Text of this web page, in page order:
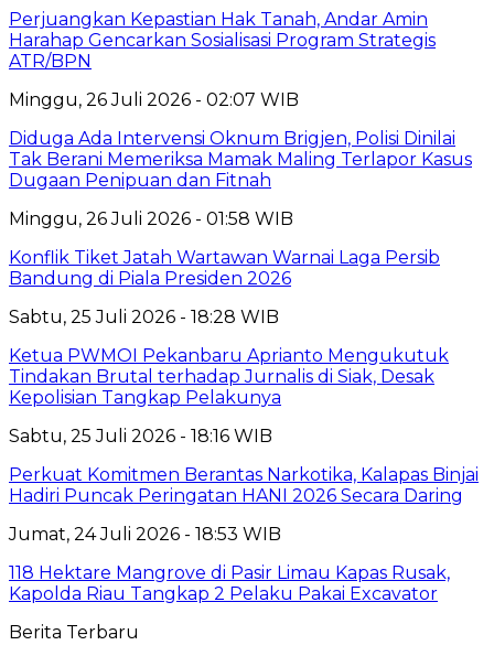
Perjuangkan Kepastian Hak Tanah, Andar Amin
Harahap Gencarkan Sosialisasi Program Strategis
ATR/BPN
Minggu, 26 Juli 2026 - 02:07 WIB
Diduga Ada Intervensi Oknum Brigjen, Polisi Dinilai
Tak Berani Memeriksa Mamak Maling Terlapor Kasus
Dugaan Penipuan dan Fitnah
Minggu, 26 Juli 2026 - 01:58 WIB
Konflik Tiket Jatah Wartawan Warnai Laga Persib
Bandung di Piala Presiden 2026
Sabtu, 25 Juli 2026 - 18:28 WIB
Ketua PWMOI Pekanbaru Aprianto Mengukutuk
Tindakan Brutal terhadap Jurnalis di Siak, Desak
Kepolisian Tangkap Pelakunya
Sabtu, 25 Juli 2026 - 18:16 WIB
Perkuat Komitmen Berantas Narkotika, Kalapas Binjai
Hadiri Puncak Peringatan HANI 2026 Secara Daring
Jumat, 24 Juli 2026 - 18:53 WIB
118 Hektare Mangrove di Pasir Limau Kapas Rusak,
Kapolda Riau Tangkap 2 Pelaku Pakai Excavator
Berita Terbaru